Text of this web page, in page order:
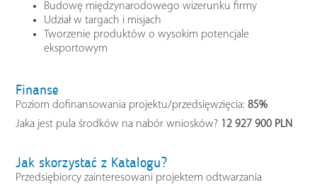
Budowę międzynarodowego wizerunku firmy
Udział w targach i misjach
Tworzenie produktów o wysokim potencjale
eksportowym
Finanse
Poziom dofinansowania projektu/przedsięwzięcia:85%
Jaka jest pula środków na nabór wniosków? 12 927 900 PLN
Jak skorzystać z Katalogu?
Przedsiębiorcy zainteresowani projektem odtwarzania